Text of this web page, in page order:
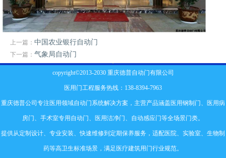
上一篇： 中国农业银行自动门
下一篇： 气象局自动门
copyright©2013-2030 重庆德普自动门有限公司
医用门工程服务热线：138-8394-7963
重庆德普公司专注医用领域自动门系统解决方案，主营产品涵盖医用钢制门 医用病
房门 手术室专用自动门 医用洁净门 、自动感应门等全场景门类。
提供从定制设计、专业安装、快速维修到定期保养服务，适配医院、实验室、生物制
药等高卫生标准场景，满足医疗建筑用门行业规范。